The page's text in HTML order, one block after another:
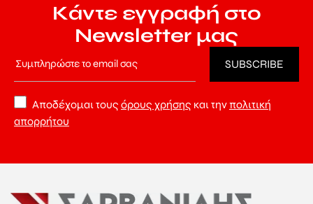
Αποδέχομαι τους όρους χρήσης και τηνπολιτική
απορρήτου
Κάντε εγγραφή στο
Newsletter μας